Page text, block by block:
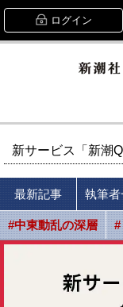
ログイン
新サービス「新潮
最新記事 執筆
#中東動乱の深層 #